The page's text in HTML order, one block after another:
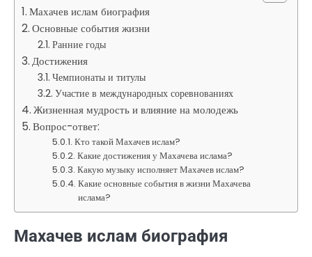
Махачев ислам биография
Основные события жизни
Ранние годы
Достижения
Чемпионаты и титулы
Участие в международных соревнованиях
Жизненная мудрость и влияние на молодежь
Вопрос-ответ:
Кто такой Махачев ислам?
Какие достижения у Махачева ислама?
Какую музыку исполняет Махачев ислам?
Какие основные события в жизни Махачева
ислама?
Махачев ислам биография